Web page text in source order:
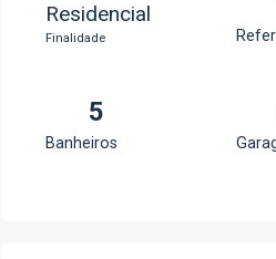
Residencial
Finalidade
5
Banheiros